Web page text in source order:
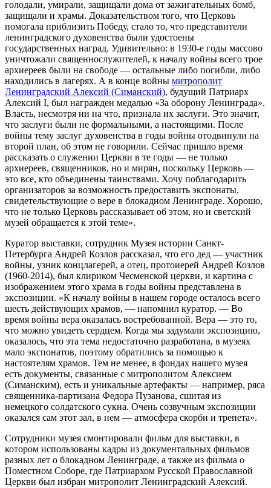
голодали, умирали, защищали дома от зажигательных бомб,
защищали и храмы. Доказательством того, что Церковь
помогала приблизить Победу, стало то, что представители
ленинградского духовенства были удостоены
государственных наград. Удивительно: в 1930-е годы массово
уничтожали священнослужителей, к началу войны всего трое
архиереев были на свободе — остальные либо погибли, либо
находились в лагерях. А в конце войны митрополит
Ленинградский Алексий (Симанский), будущий Патриарх
Алексий I, был награжден медалью «За оборону Ленинграда».
Власть, несмотря ни на что, признала их заслуги. Это значит,
что заслуги были не формальными, а настоящими. После
войны тему заслуг духовенства в годы войны отодвинули на
второй план, об этом не говорили. Сейчас пришло время
рассказать о служении Церкви в те годы — не только
архиереев, священников, но и мирян, поскольку Церковь —
это все, кто объединены таинствами. Хочу поблагодарить
организаторов за возможность предоставить экспонаты,
свидетельствующие о вере в блокадном Ленинграде. Хорошо,
что не только Церковь рассказывает об этом, но и светский
музей обращается к этой теме».
Куратор выставки, сотрудник Музея истории Санкт-
Петербурга Андрей Козлов рассказал, что его дед — участник
войны, узник концлагерей, а отец, протоиерей Андрей Козлов
(1960-2014), был клириком Чесменской церкви, и картина с
изображением этого храма в годы войны представлена в
экспозиции. «К началу войны в нашем городе осталось всего
шесть действующих храмов, — напомнил куратор. — Во
время войны вера оказалась востребованной. Вера — это то,
что можно увидеть сердцем. Когда мы задумали экспозицию,
оказалось, что эта тема недостаточно разработана, в музеях
мало экспонатов, поэтому обратились за помощью к
настоятелям храмов. Тем не менее, в фондах нашего музея
есть документы, связанные с митрополитом Алексием
(Симанским), есть и уникальные артефакты — например, ряса
священника-партизана Федора Пузанова, сшитая из
немецкого солдатского сукна. Очень созвучным экспозиции
оказался сам этот зал, в нем — атмосфера скорби и трепета».
Сотрудники музея смонтировали фильм для выставки, в
котором использованы кадры из документальных фильмов
разных лет о блокадном Ленинграде, а также из фильма о
Поместном Соборе, где Патриархом Русской Православной
Церкви был избран митрополит Ленинградский Алексий.